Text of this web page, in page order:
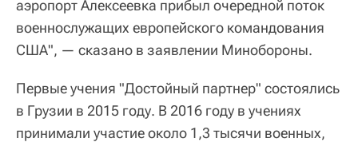
аэропорт Алексеевка прибыл очередной поток
военнослужащих европейского командования
США", — сказано в заявлении Минобороны.
Первые учения "Достойный партнер" состоялись
в Грузии в 2015 году. В 2016 году в учениях
принимали участие около 1,3 тысячи военных,